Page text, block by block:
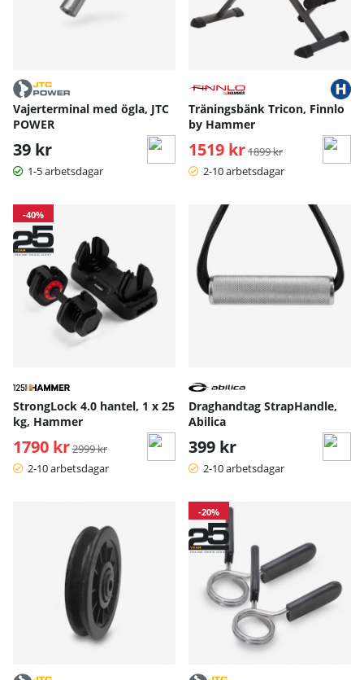
Vajerterminal med ögla, JTC
POWER
39 kr
1-5 arbetsdagar
Träningsbänk Tricon, Finnlo
by Hammer
1519 kr Ordinarie pris:
1899 kr
2-10 arbetsdagar
-40%
StrongLock 4.0 hantel, 1 x 25
kg, Hammer
1790 kr Ordinarie pris:
2999 kr
2-10 arbetsdagar
Draghandtag StrapHandle,
Abilica
399 kr
2-10 arbetsdagar
-20%